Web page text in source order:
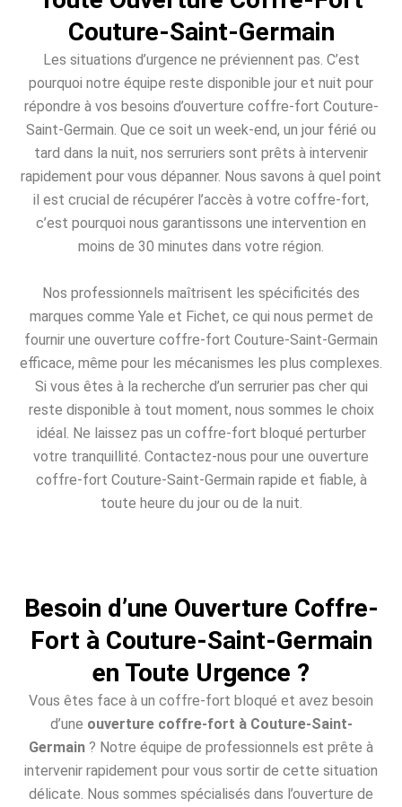
Couture-Saint-Germain
Les situations d’urgence ne préviennent pas. C’est
pourquoi notre équipe reste disponible jour et nuit pour
répondre à vos besoins d’ouverture coffre-fort Couture-
Saint-Germain. Que ce soit un week-end, un jour férié ou
tard dans la nuit, nos serruriers sont prêts à intervenir
rapidement pour vous dépanner. Nous savons à quel point
il est crucial de récupérer l’accès à votre coffre-fort,
c’est pourquoi nous garantissons une intervention en
moins de 30 minutes dans votre région.
Nos professionnels maîtrisent les spécificités des
marques comme Yale et Fichet, ce qui nous permet de
fournir une ouverture coffre-fort Couture-Saint-Germain
efficace, même pour les mécanismes les plus complexes.
Si vous êtes à la recherche d’un serrurier pas cher qui
reste disponible à tout moment, nous sommes le choix
idéal. Ne laissez pas un coffre-fort bloqué perturber
votre tranquillité. Contactez-nous pour une ouverture
coffre-fort Couture-Saint-Germain rapide et fiable, à
toute heure du jour ou de la nuit.
Besoin d’une Ouverture Coffre-
Fort à Couture-Saint-Germain
en Toute Urgence ?
Vous êtes face à un coffre-fort bloqué et avez besoin
d’une ouverture coffre-fort à Couture-Saint-
Germain ? Notre équipe de professionnels est prête à
intervenir rapidement pour vous sortir de cette situation
délicate. Nous sommes spécialisés dans l’ouverture de